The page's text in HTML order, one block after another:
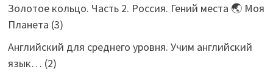
Золотое кольцо. Часть 2. Россия. Гений места 🌏 Моя
Планета (3)
Английский для среднего уровня. Учим английский
язык… (2)